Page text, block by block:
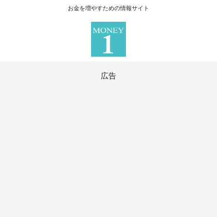
お金を増やすための情報サイト
広告